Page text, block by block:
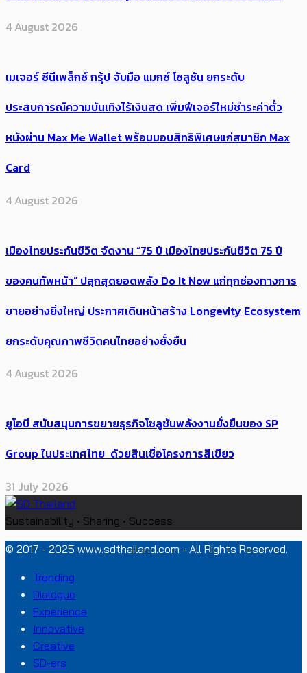
4 August 2026
เมเจอร์ ซีนีเพล็กซ์ กรุ้ป จับมือ แมกซ์ โซลูชัน ยกระดับ
ประสบการณ์ความบันเทิงไร้เงินสด เพิ่มฟีเจอร์ใหม่ชำระค่าตั๋ว
หนังผ่าน Max Me Wallet พร้อมมอบสิทธิพิเศษแก่สมาชิก Max
Card
4 August 2026
เมืองไทยประกันชีวิต จัดงาน “75 ปี เมืองไทยประกันชีวิต 75 ปี
ของคนทัพหน้า” ปลุกสุดยอดพลัง Do It Now แก่ทุกช่องทางการ
ขายอย่างยิ่งใหญ่ ประกาศเดินหน้าสร้าง Longevity Ecosystem
ยกระดับคุณภาพชีวิตคนไทยอย่างยั่งยืน
4 August 2026
ยูโอบี สนับสนุนการขยายธุรกิจโซลูชันพลังงานยั่งยืนของ SP
Group ในประเทศไทย ด้วยสินเชื่อโครงการสีเขียว
31 July 2026
Sustainability • Sharing • Success
© 2017 - 2025 www.sdthailand.com - All Rights Reserved.
Trending
Dialogue
Experience
Innovative
Creative
SD-ers